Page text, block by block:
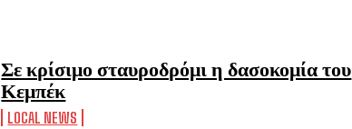
Σε κρίσιμο σταυροδρόμι η δασοκομία του
Κεμπέκ
LOCAL NEWS